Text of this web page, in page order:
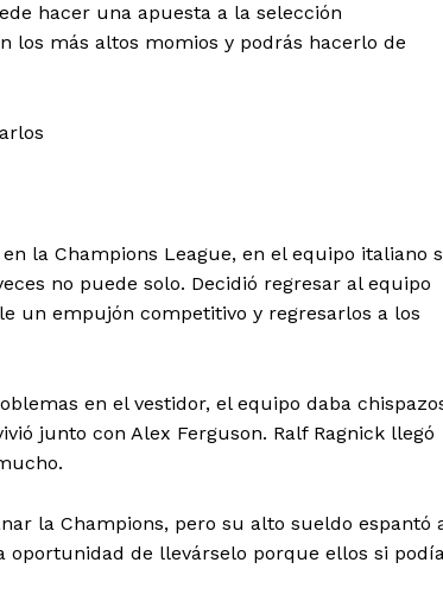
hacer una apuesta a la selección
los más altos momios y podrás hacerlo de
la Champions League, en el equipo italiano
no puede solo. Decidió regresar al equipo
un empujón competitivo y regresarlos a los
en el vestidor, el equipo daba
junto con Alex Ferguson. Ralf Ragnick llegó
la Champions, pero su alto sueldo espantó
oportunidad de llevárselo porque ellos si